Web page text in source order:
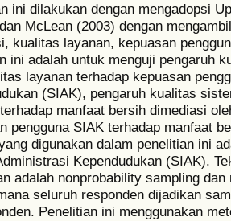
ini dilakukan dengan mengadopsi
McLean (2003) dengan
kualitas layanan, kepuasan
ini adalah untuk menguji pengaruh
layanan terhadap kepuasan
(SIAK), pengaruh kualitas
manfaat bersih dimediasi
pengguna SIAK terhadap manfaat
digunakan dalam penelitian ini
Kependudukan (SIAK).
adalah nonprobability sampling
seluruh responden dijadikan
Penelitian ini menggunakan